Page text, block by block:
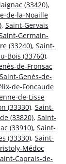
(33420),
de-la-Noaille
, Saint-Gervais
Germain-
(33240), Saint-
Bois (33760),
de-Fronsac
Saint-Genès-de-
de-Foncaude
de-Lisse
(33330), Saint-
(33820), Saint-
(33910), Saint-
(33330), Saint-
Médoc
Caprais-de-